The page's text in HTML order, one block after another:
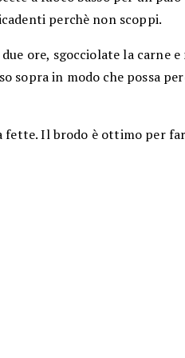
perchè non scoppi.
due ore, sgocciolate la
sopra in modo che possa
fette. Il brodo è ottimo per